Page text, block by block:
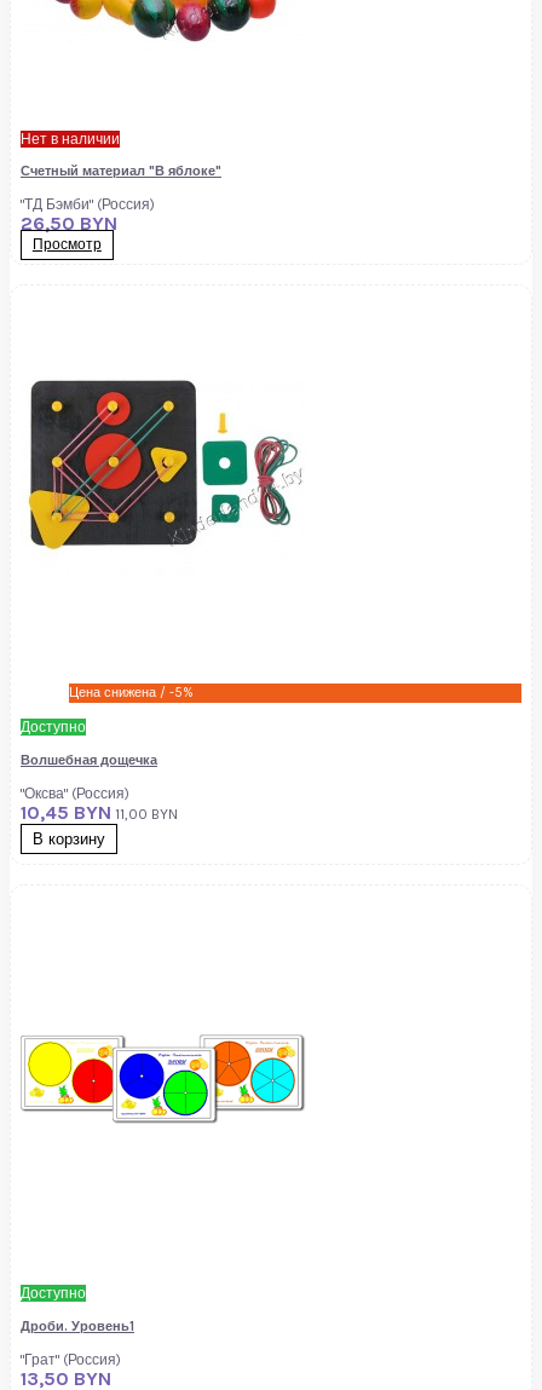
Нет в наличии
Счетный материал "В яблоке"
"ТД Бэмби" (Россия)
26,50 BYN
Просмотр
Цена снижена / -5%
Доступно
Волшебная дощечка
"Оксва" (Россия)
10,45 BYN 11,00 BYN
В корзину
Доступно
Дроби. Уровень1
"Грат" (Россия)
13,50 BYN